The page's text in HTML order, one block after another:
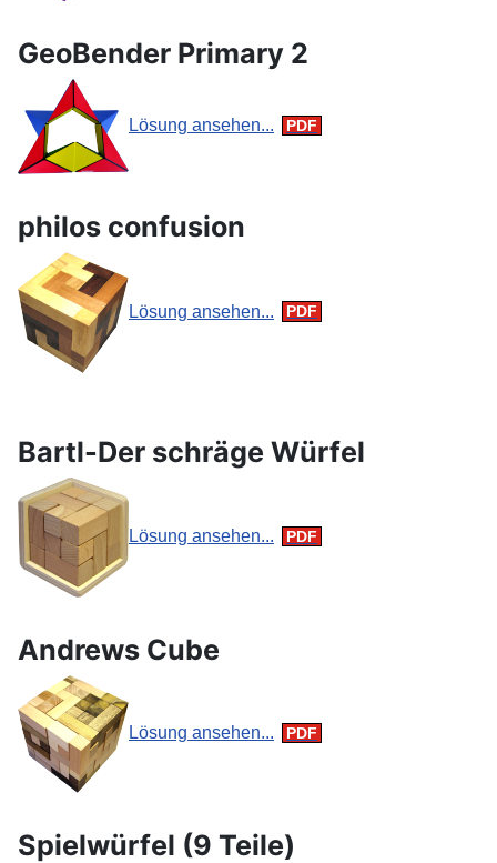
GeoBender Primary 2
Lösung ansehen...
philos confusion
Lösung ansehen...
Bartl-Der schräge Würfel
Lösung ansehen...
Andrews Cube
Lösung ansehen...
Spielwürfel (9 Teile)